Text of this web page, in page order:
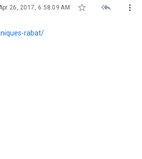
26, 2017, 6:58:09 AM   
rabat/